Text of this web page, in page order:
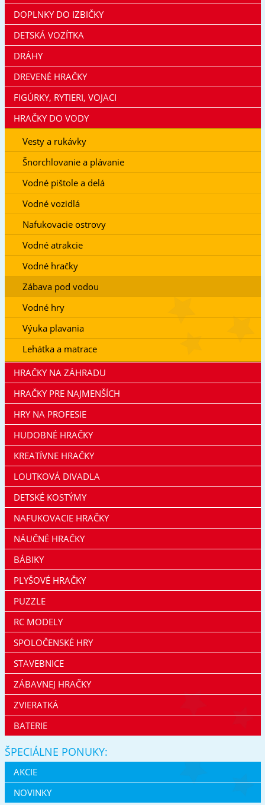
DOPLNKY DO IZBIČKY
DETSKÁ VOZÍTKA
DRÁHY
DREVENÉ HRAČKY
FIGÚRKY, RYTIERI, VOJACI
HRAČKY DO VODY
Vesty a rukávky
Šnorchlovanie a plávanie
Vodné pištole a delá
Vodné vozidlá
Nafukovacie ostrovy
Vodné atrakcie
Vodné hračky
Zábava pod vodou
Vodné hry
Výuka plavania
Lehátka a matrace
HRAČKY NA ZÁHRADU
HRAČKY PRE NAJMENŠÍCH
HRY NA PROFESIE
HUDOBNÉ HRAČKY
KREATÍVNE HRAČKY
LOUTKOVÁ DIVADLA
DETSKÉ KOSTÝMY
NAFUKOVACIE HRAČKY
NÁUČNÉ HRAČKY
BÁBIKY
PLYŠOVÉ HRAČKY
PUZZLE
RC MODELY
SPOLOČENSKÉ HRY
STAVEBNICE
ZÁBAVNEJ HRAČKY
ZVIERATKÁ
BATERIE
ŠPECIÁLNE PONUKY:
AKCIE
NOVINKY